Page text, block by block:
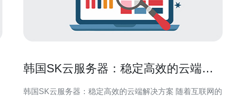
韩国SK云服务器：稳定高效的云端解
韩国SK云服务器：稳定高效的云端解决方案 随着互联网的